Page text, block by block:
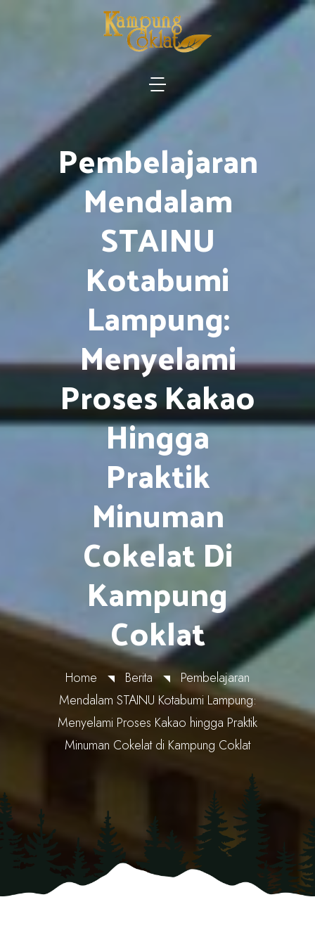
Pembelajaran
Mendalam
STAINU
Kotabumi
Lampung:
Menyelami
Proses Kakao
Hingga
Praktik
Minuman
Cokelat Di
Kampung
Coklat
Home Berita
Pembelajaran
Mendalam STAINU Kotabumi Lampung:
Menyelami Proses Kakao hingga Praktik
Minuman Cokelat di Kampung Coklat